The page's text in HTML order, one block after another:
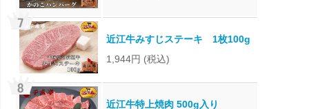
近江牛みすじステーキ 1枚100g
1,944円 (税込)
近江牛特上焼肉 500g入り